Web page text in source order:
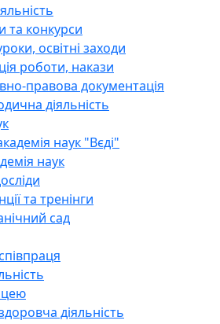
та конкурси
освітні заходи
роботи, накази
правова документація
діяльність
наук "Вєді"
наук
та тренінги
сад
діяльність